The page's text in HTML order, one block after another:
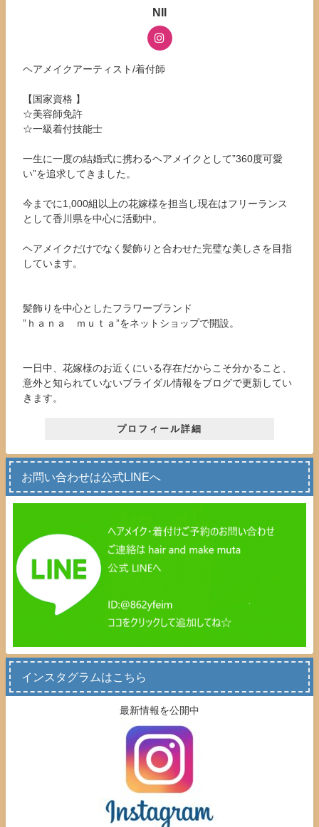
NII
ヘアメイクアーティスト/着付師
【国家資格 】
☆美容師免許
☆一級着付技能士
一生に一度の結婚式に携わるヘアメイクとして”360度可愛
い”を追求してきました。
今までに1,000組以上の花嫁様を担当し現在はフリーランス
として香川県を中心に活動中。
ヘアメイクだけでなく髪飾りと合わせた完璧な美しさを目指
しています。
髪飾りを中心としたフラワーブランド
”ｈａｎａ ｍｕｔａ”をネットショップで開設。
一日中、花嫁様のお近くにいる存在だからこそ分かること、
意外と知られていないブライダル情報をブログで更新してい
きます。
プロフィール詳細
お問い合わせは公式LINEへ
インスタグラムはこちら
最新情報を公開中